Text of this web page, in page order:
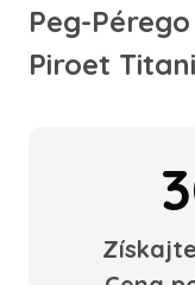
Peg-
Piroet